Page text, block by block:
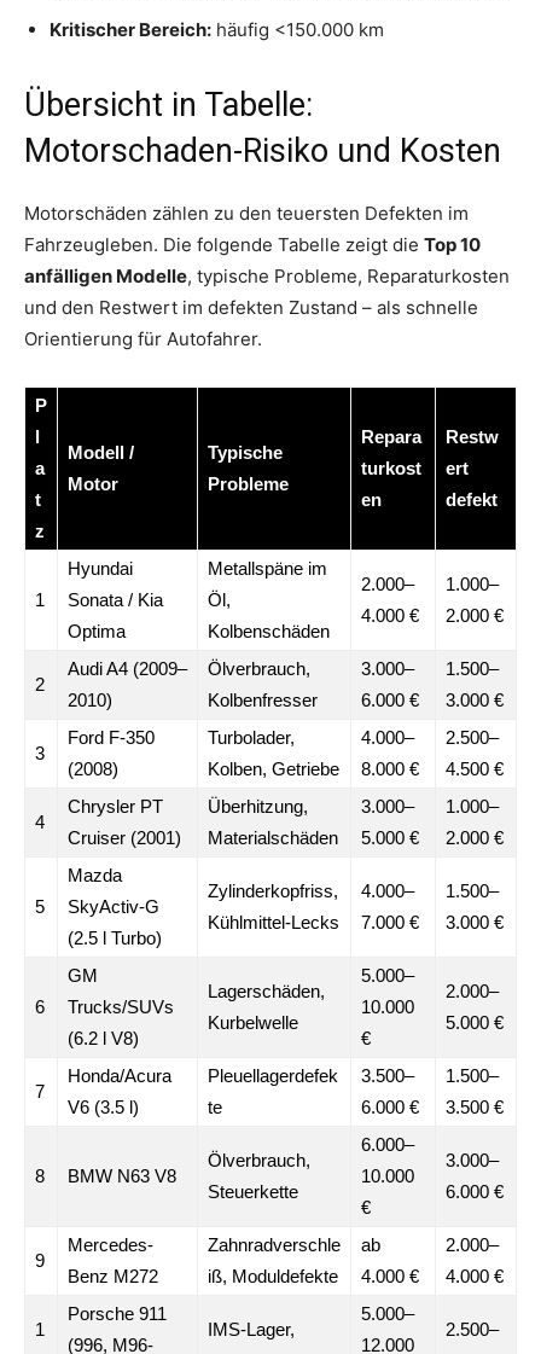
Kritischer Bereich: häufig <150.000 km
Übersicht in Tabelle:
Motorschaden-Risiko und Kosten
Motorschäden zählen zu den teuersten Defekten im
Fahrzeugleben. Die folgende Tabelle zeigt die Top 10
anfälligen Modelle, typische Probleme, Reparaturkosten
und den Restwert im defekten Zustand – als schnelle
Orientierung für Autofahrer.
P
l
a
t
z
Modell /
Motor
Typische
Probleme
Repara
turkost
en
Restw
ert
defekt
1
Hyundai
Sonata / Kia
Optima
Metallspäne im
Öl,
Kolbenschäden
2.000–
4.000 €
1.000–
2.000 €
2
Audi A4 (2009–
2010)
Ölverbrauch,
Kolbenfresser
3.000–
6.000 €
1.500–
3.000 €
3
Ford F-350
(2008)
Turbolader,
Kolben, Getriebe
4.000–
8.000 €
2.500–
4.500 €
4
Chrysler PT
Cruiser (2001)
Überhitzung,
Materialschäden
3.000–
5.000 €
1.000–
2.000 €
5
Mazda
SkyActiv-G
(2.5 l Turbo)
Zylinderkopfriss,
Kühlmittel-Lecks
4.000–
7.000 €
1.500–
3.000 €
6
GM
Trucks/SUVs
(6.2 l V8)
Lagerschäden,
Kurbelwelle
5.000–
10.000
€
2.000–
5.000 €
7
Honda/Acura
V6 (3.5 l)
Pleuellagerdefek
te
3.500–
6.000 €
1.500–
3.500 €
8 BMW N63 V8
Ölverbrauch,
Steuerkette
6.000–
10.000
€
3.000–
6.000 €
9
Mercedes-
Benz M272
Zahnradverschle
iß, Moduldefekte
ab
4.000 €
2.000–
4.000 €
1
Porsche 911
(996, M96-
IMS-Lager,
5.000–
12.000
2.500–